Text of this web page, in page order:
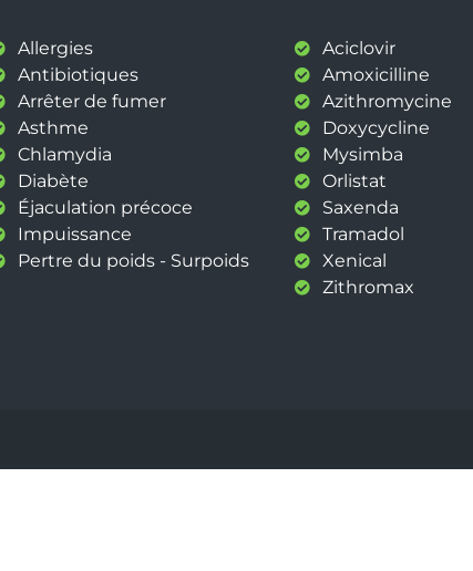
Allergies
Antibiotiques
Arrêter de fumer
Asthme
Chlamydia
Diabète
Éjaculation précoce
Impuissance
Pertre du poids - Surpoids
Aciclovir
Amoxicilline
Azithromycine
Doxycycline
Mysimba
Orlistat
Saxenda
Tramadol
Xenical
Zithromax